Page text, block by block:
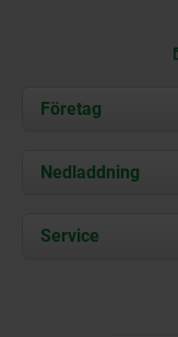
Företag
Om oss
Kontakt
Nedladdning
Documents
Service